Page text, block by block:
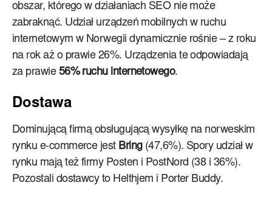
obszar, którego w działaniach SEO nie może
zabraknąć. Udział urządzeń mobilnych w ruchu
internetowym w Norwegii dynamicznie rośnie – z roku
na rok aż o prawie 26%. Urządzenia te odpowiadają
za prawie 56% ruchu internetowego.
Dostawa
Dominującą firmą obsługującą wysyłkę na norweskim
rynku e-commerce jest Bring(47,6%). Spory udział w
rynku mają też firmy Posten i PostNord (38 i 36%).
Pozostali dostawcy to Helthjem i Porter Buddy.